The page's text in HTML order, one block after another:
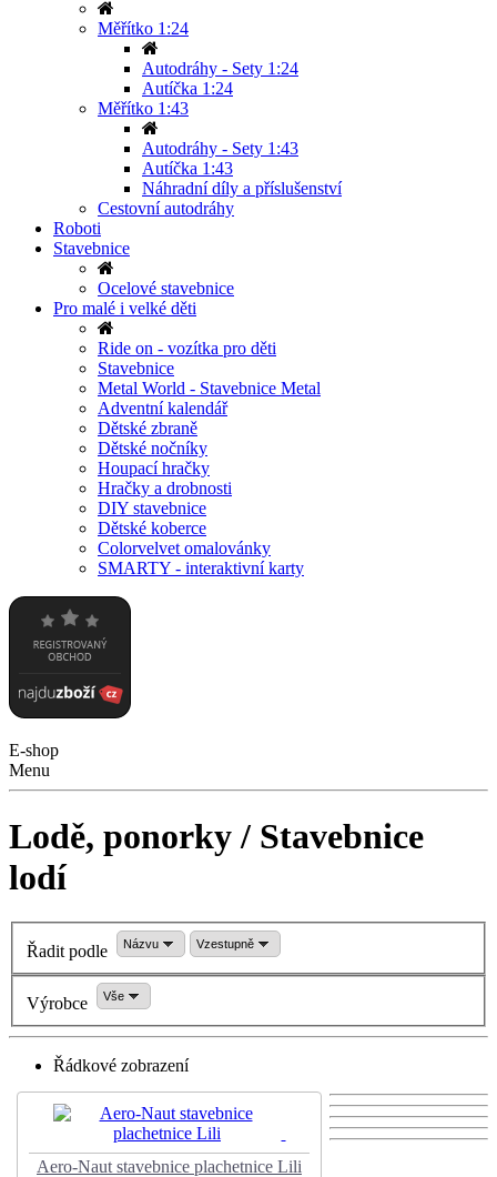
Měřítko 1:24
Autodráhy - Sety 1:24
Autíčka 1:24
Měřítko 1:43
Autodráhy - Sety 1:43
Autíčka 1:43
Náhradní díly a příslušenství
Cestovní autodráhy
Roboti
Stavebnice
Ocelové stavebnice
Pro malé i velké děti
Ride on - vozítka pro děti
Stavebnice
Metal World - Stavebnice Metal
Adventní kalendář
Dětské zbraně
Dětské nočníky
Houpací hračky
Hračky a drobnosti
DIY stavebnice
Dětské koberce
Colorvelvet omalovánky
SMARTY - interaktivní karty
E-shop
Menu
Lodě, ponorky / Stavebnice
lodí
Řadit podle Názvu Vzestupně
Výrobce Vše
Řádkové zobrazení
Aero-Naut stavebnice plachetnice Lili